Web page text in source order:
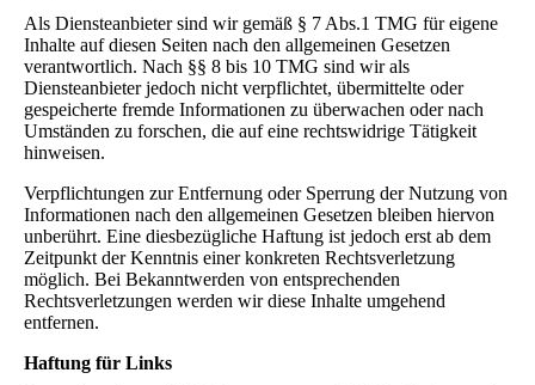
Als Diensteanbieter sind wir gemäß § 7 Abs.1 TMG für eigene
Inhalte auf diesen Seiten nach den allgemeinen Gesetzen
verantwortlich. Nach §§ 8 bis 10 TMG sind wir als
Diensteanbieter jedoch nicht verpflichtet, übermittelte oder
gespeicherte fremde Informationen zu überwachen oder nach
Umständen zu forschen, die auf eine rechtswidrige Tätigkeit
hinweisen.
Verpflichtungen zur Entfernung oder Sperrung der Nutzung von
Informationen nach den allgemeinen Gesetzen bleiben hiervon
unberührt. Eine diesbezügliche Haftung ist jedoch erst ab dem
Zeitpunkt der Kenntnis einer konkreten Rechtsverletzung
möglich. Bei Bekanntwerden von entsprechenden
Rechtsverletzungen werden wir diese Inhalte umgehend
entfernen.
Haftung für Links